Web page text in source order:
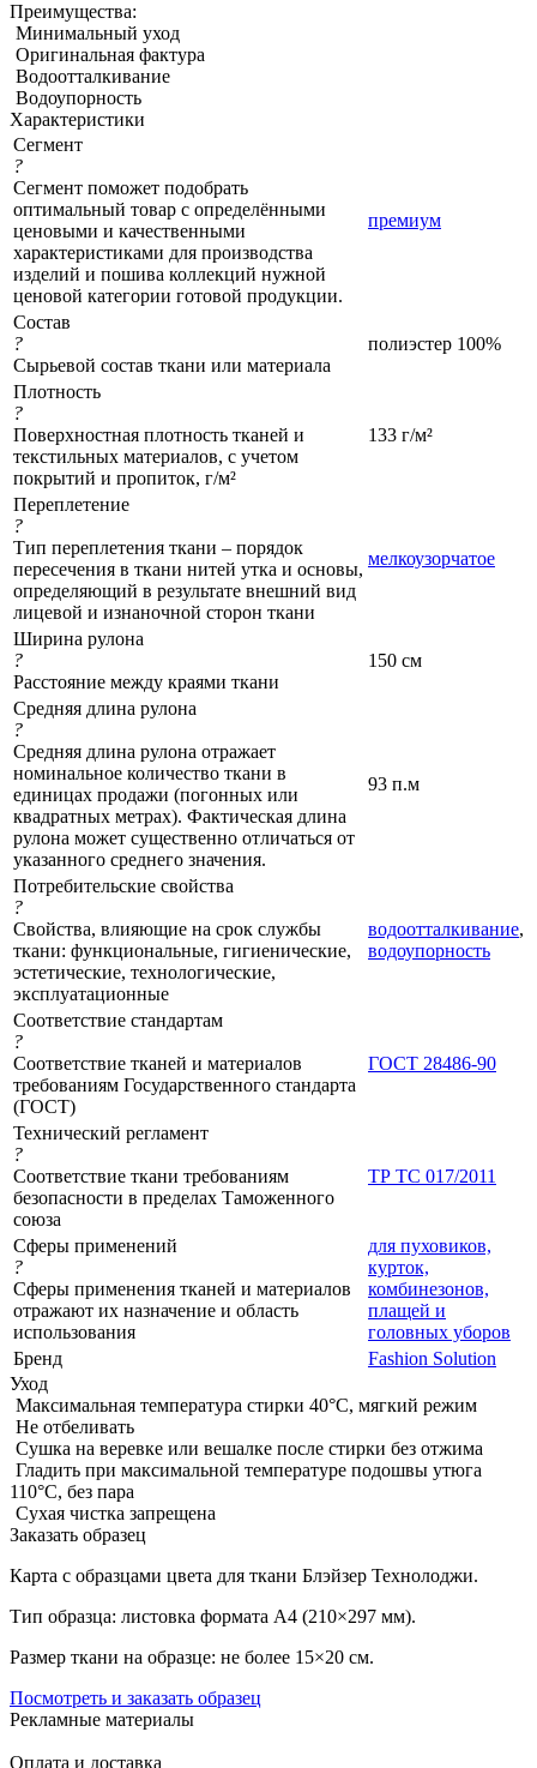
Преимущества:
Минимальный уход
Оригинальная фактура
Водоотталкивание
Водоупорность
Характеристики
Сегмент
?
Сегмент поможет подобрать
оптимальный товар с определёнными
ценовыми и качественными
характеристиками для производства
изделий и пошива коллекций нужной
ценовой категории готовой продукции.
премиум
Состав
?
Сырьевой состав ткани или материала
полиэстер 100%
Плотность
?
Поверхностная плотность тканей и
текстильных материалов, с учетом
покрытий и пропиток, г/м²
133 г/м²
Переплетение
?
Тип переплетения ткани – порядок
пересечения в ткани нитей утка и основы,
определяющий в результате внешний вид
лицевой и изнаночной сторон ткани
мелкоузорчатое
Ширина рулона
?
Расстояние между краями ткани
150 см
Средняя длина рулона
?
Средняя длина рулона отражает
номинальное количество ткани в
единицах продажи (погонных или
квадратных метрах). Фактическая длина
рулона может существенно отличаться от
указанного среднего значения.
93 п.м
Потребительские свойства
?
Свойства, влияющие на срок службы
ткани: функциональные, гигиенические,
эстетические, технологические,
эксплуатационные
водоотталкивание,
водоупорность
Соответствие стандартам
?
Соответствие тканей и материалов
требованиям Государственного стандарта
(ГОСТ)
ГОСТ 28486-90
Технический регламент
?
Соответствие ткани требованиям
безопасности в пределах Таможенного
союза
ТР ТС 017/2011
Сферы применений
?
Сферы применения тканей и материалов
отражают их назначение и область
использования
для пуховиков,
курток,
комбинезонов,
плащей и
головных уборов
Бренд
Fashion Solution
Уход
Максимальная температура стирки 40°C, мягкий режим
Не отбеливать
Сушка на веревке или вешалке после стирки без отжима
Гладить при максимальной температуре подошвы утюга
110°C, без пара
Сухая чистка запрещена
Заказать образец
Карта с образцами цвета для ткани Блэйзер Технолоджи.
Тип образца: листовка формата А4 (210×297 мм).
Размер ткани на образце: не более 15×20 см.
Посмотреть и заказать образец
Рекламные материалы
Оплата и доставка